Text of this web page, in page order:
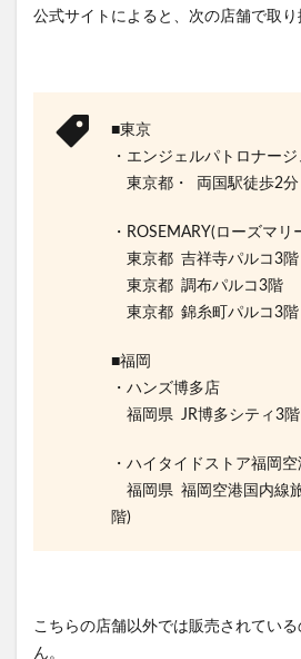
公式サイトによると、次の店舗で取り
■東京
・エンジェルパトロナージ
東京都・ 両国駅徒歩2分
・ROSEMARY(ローズマリ
東京都 吉祥寺パルコ3階
東京都 調布パルコ3階
東京都 錦糸町パルコ3階
■福岡
・ハンズ博多店
福岡県 JR博多シティ3階
・ハイタイドストア福岡
福岡県 福岡空港国内線
階)
こちらの店舗以外では販売されてい
ん。